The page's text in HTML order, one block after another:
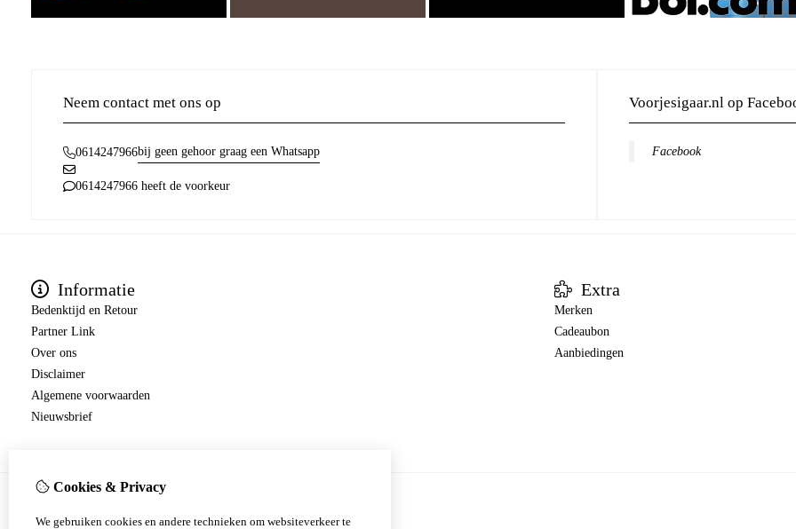
Neem contact met ons op
0614247966bij geen gehoor graag een Whatsapp
0614247966 heeft de voorkeur
Voorjesigaar.nl op
Facebook
Informatie
Bedenktijd en Retour
Partner Link
Over ons
Disclaimer
Algemene voorwaarden
Nieuwsbrief
Extra
Merken
Cadeaubon
Aanbiedingen
Cookies & Privacy
We gebruiken cookies en andere technieken om websiteverkeer te